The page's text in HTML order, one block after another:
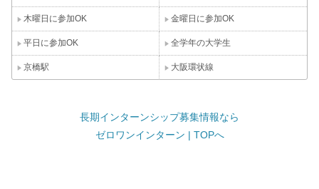
木曜日に参加OK 金曜日に参加OK
平日に参加OK 全学年の大学生
京橋駅 大阪環状線
長期インターンシップ募集情報なら
ゼロワンインターン | TOPへ